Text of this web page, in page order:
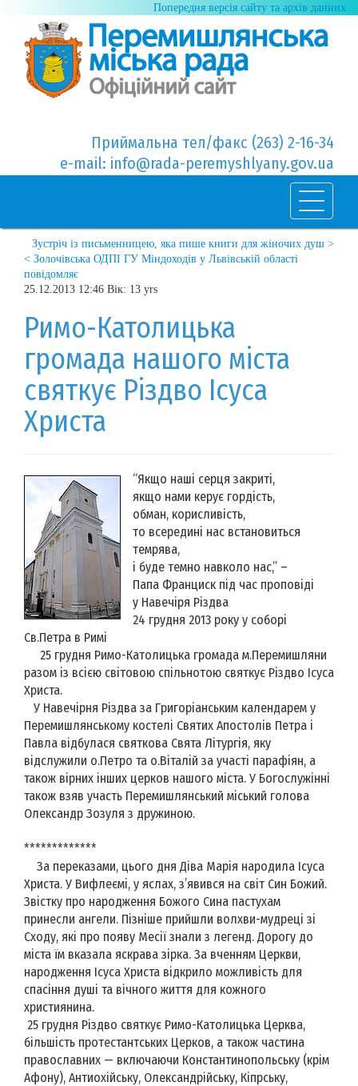
Попередня версія сайту та архів данних
Приймальна тел/факс (263) 2-16-34
e-mail: info@rada-peremyshlyany.gov.ua
Зустріч із письменницею, яка пише книги для жіночих душ >
< Золочівська ОДПІ ГУ Міндоходів у Львівській області
повідомляє
25.12.2013 12:46 Вік: 13 yrs
Римо-Католицька
громада нашого міста
святкує Різдво Ісуса
Христа
“Якщо наші серця закриті,
якщо нами керує гордість,
обман, корисливість,
то всередині нас встановиться
темрява,
і буде темно навколо нас,” –
Папа Франциск під час проповіді
у Навечіря Різдва
24 грудня 2013 року у соборі
Св.Петра в Римі
25 грудня Римо-Католицька громада м.Перемишляни
разом із всією світовою спільнотою святкує Різдво Ісуса
Христа.
У Навечірня Різдва за Григоріанським календарем у
Перемишлянському костелі Святих Апостолів Петра і
Павла відбулася святкова Свята Літургія, яку
відслужили о.Петро та о.Віталій за участі парафіян, а
також вірних інших церков нашого міста. У Богослужінні
також взяв участь Перемишлянський міський голова
Олександр Зозуля з дружиною.
*************
За переказами, цього дня Діва Марія народила Ісуса
Христа. У Вифлеємі, у яслах, з’явився на світ Син Божий.
Звістку про народження Божого Сина пастухам
принесли ангели. Пізніше прийшли волхви-мудреці зі
Сходу, які про появу Месії знали з легенд. Дорогу до
міста їм вказала яскрава зірка. За вченням Церкви,
народження Ісуса Христа відкрило можливість для
спасіння душі та вічного життя для кожного
християнина.
25 грудня Різдво святкує Римо-Католицька Церква,
більшість протестантських Церков, а також частина
православних — включаючи Константинопольську (крім
Афону), Антиохійську, Олександрійську, Кіпрську,